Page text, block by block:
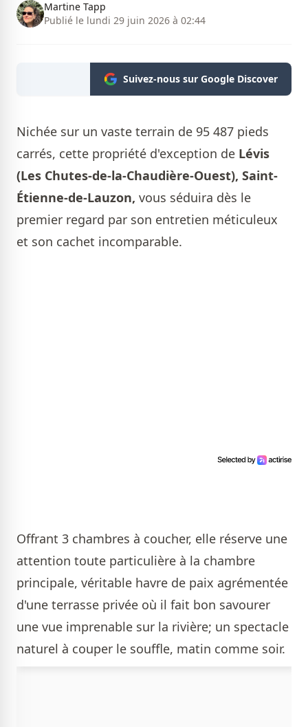
Martine Tapp
Publié le lundi 29 juin 2026 à 02:44
Suivez-nous sur Google Discover
Nichée sur un vaste terrain de 95 487 pieds
carrés, cette propriété d'exception de Lévis
(Les Chutes-de-la-Chaudière-Ouest), Saint-
Étienne-de-Lauzon, vous séduira dès le
premier regard par son entretien méticuleux
et son cachet incomparable.
Offrant 3 chambres à coucher, elle réserve une
attention toute particulière à la chambre
principale, véritable havre de paix agrémentée
d'une terrasse privée où il fait bon savourer
une vue imprenable sur la rivière; un spectacle
naturel à couper le souffle, matin comme soir.